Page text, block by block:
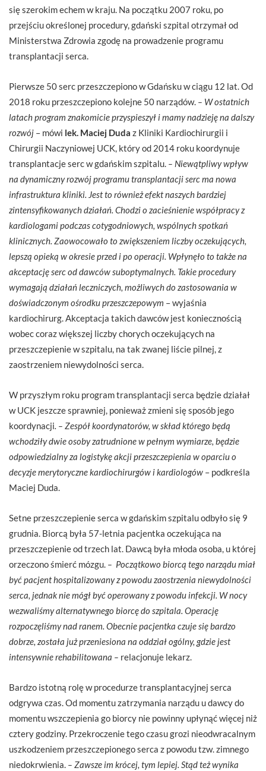
się szerokim echem w kraju. Na początku 2007 roku, po
przejściu określonej procedury, gdański szpital otrzymał od
Ministerstwa Zdrowia zgodę na prowadzenie programu
transplantacji serca.
Pierwsze 50 serc przeszczepiono w Gdańsku w ciągu 12 lat. Od
2018 roku przeszczepiono kolejne 50 narządów. – W ostatnich
latach program znakomicie przyspieszył i mamy nadzieję na dalszy
rozwój – mówi lek. Maciej Duda z Kliniki Kardiochirurgii i
Chirurgii Naczyniowej UCK, który od 2014 roku koordynuje
transplantacje serc w gdańskim szpitalu. – Niewątpliwy wpływ
na dynamiczny rozwój programu transplantacji serc ma nowa
infrastruktura kliniki. Jest to również efekt naszych bardziej
zintensyfikowanych działań. Chodzi o zacieśnienie współpracy z
kardiologami podczas cotygodniowych, wspólnych spotkań
klinicznych. Zaowocowało to zwiększeniem liczby oczekujących,
lepszą opieką w okresie przed i po operacji. Wpłynęło to także na
akceptację serc od dawców suboptymalnych. Takie procedury
wymagają działań leczniczych, możliwych do zastosowania w
doświadczonym ośrodku przeszczepowym – wyjaśnia
kardiochirurg. Akceptacja takich dawców jest koniecznością
wobec coraz większej liczby chorych oczekujących na
przeszczepienie w szpitalu, na tak zwanej liście pilnej, z
zaostrzeniem niewydolności serca.
W przyszłym roku program transplantacji serca będzie działał
w UCK jeszcze sprawniej, ponieważ zmieni się sposób jego
koordynacji . – Zespół koordynatorów, w skład którego będą
wchodziły dwie osoby zatrudnione w pełnym wymiarze, będzie
odpowiedzialny za logistykę akcji przeszczepienia w oparciu o
decyzje merytoryczne kardiochirurgów i kardiologów – podkreśla
Maciej Duda.
Setne przeszczepienie serca w gdańskim szpitalu odbyło się 9
grudnia. Biorcą była 57-letnia pacjentka oczekująca na
przeszczepienie od trzech lat. Dawcą była młoda osoba, u której
orzeczono śmierć mózgu. – Początkowo biorcą tego narządu miał
być pacjent hospitalizowany z powodu zaostrzenia niewydolności
serca, jednak nie mógł być operowany z powodu infekcji. W nocy
wezwaliśmy alternatywnego biorcę do szpitala. Operację
rozpoczęliśmy nad ranem. Obecnie pacjentka czuje się bardzo
dobrze, została już przeniesiona na oddział ogólny, gdzie jest
intensywnie rehabilitowana – relacjonuje lekarz.
Bardzo istotną rolę w procedurze transplantacyjnej serca
odgrywa czas. Od momentu zatrzymania narządu u dawcy do
momentu wszczepienia go biorcy nie powinny upłynąć więcej niż
cztery godziny. Przekroczenie tego czasu grozi nieodwracalnym
uszkodzeniem przeszczepionego serca z powodu tzw. zimnego
niedokrwienia. – Zawsze im krócej, tym lepiej. Stąd też wynika